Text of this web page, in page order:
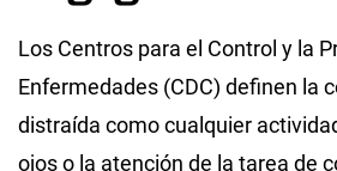
Los Centros para el Control y la
Enfermedades (CDC) definen la
distraída como cualquier
ojos o la atención de la tarea de